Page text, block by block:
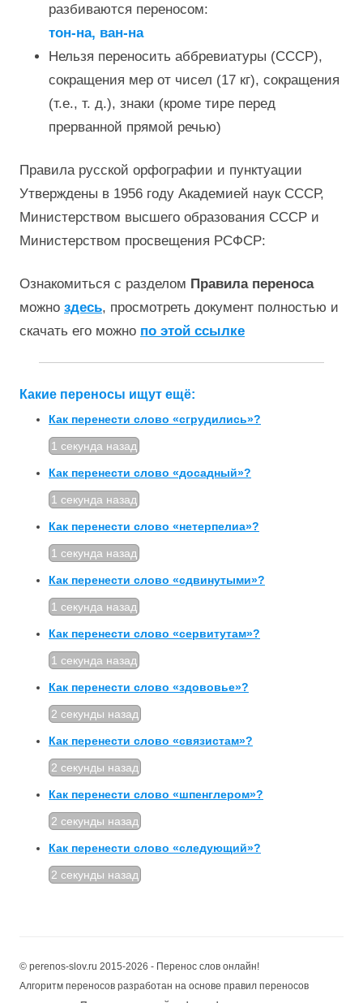
разбиваются переносом:
тон-на, ван-на
Нельзя переносить аббревиатуры (СССР),
сокращения мер от чисел (17 кг), сокращения
(т.е., т. д.), знаки (кроме тире перед
прерванной прямой речью)
Правила русской орфографии и пунктуации
Утверждены в 1956 году Академией наук СССР,
Министерством высшего образования СССР и
Министерством просвещения РСФСР:
Ознакомиться с разделом Правила переноса
можно здесь, просмотреть документ полностью и
скачать его можно по этой ссылке
Какие переносы ищут ещё:
Как перенести слово «сгрудились»?
1 секунда назад
Как перенести слово «досадный»?
1 секунда назад
Как перенести слово «нетерпелиа»?
1 секунда назад
Как перенести слово «сдвинутыми»?
1 секунда назад
Как перенести слово «сервитутам»?
1 секунда назад
Как перенести слово «здововье»?
2 секунды назад
Как перенести слово «связистам»?
2 секунды назад
Как перенести слово «шпенглером»?
2 секунды назад
Как перенести слово «следующий»?
2 секунды назад
© perenos-slov.ru 2015-2026 - Перенос слов онлайн!
Алгоритм переносов разработан на основе правил переносов